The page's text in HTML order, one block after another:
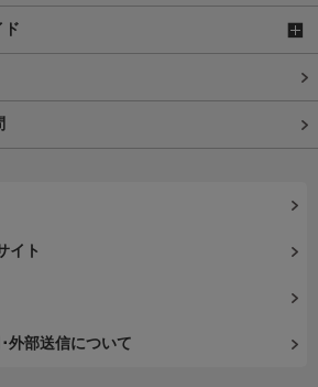
ド
イト
外部送信について